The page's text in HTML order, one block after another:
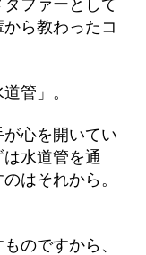
ファーとして
ら教わったコ
管」。
心を開いてい
水道管を通
はそれから。
のですから、